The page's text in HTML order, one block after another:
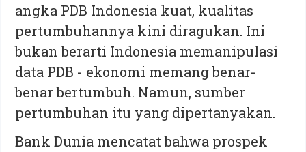
angka PDB Indonesia kuat, kualitas
pertumbuhannya kini diragukan. Ini
bukan berarti Indonesia memanipulasi
data PDB - ekonomi memang benar-
benar bertumbuh. Namun, sumber
pertumbuhan itu yang dipertanyakan.
Bank Dunia mencatat bahwa prospek